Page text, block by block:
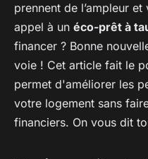
prennent de l’ampleur
appel à un éco-prêt à
financer ? Bonne
voie ! Cet article fait le
permet d'améliorer les
votre logement sans
financiers. On vous dit